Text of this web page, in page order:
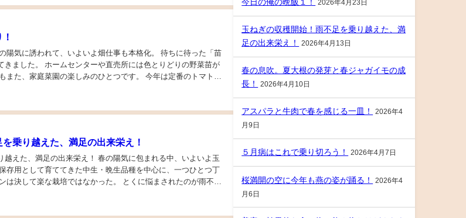
きました。 ホームセンターや直売所には色とりどりの野菜苗が
また、家庭菜園の楽しみのひとつです。 今年は定番のトマトや
乗り越えた、満足の出来栄え！
栄え！ 春の陽気に包まれる中、いよいよ玉
存用として育ててきた中生・晩生品種を中心に、一つひとつ丁
今日の俺の晩飯１！ 2026年4月23日
玉ねぎの収穫開始！雨不足を乗り越えた、満
足の出来栄え！
2026年4月13日
春の息吹。夏大根の発芽と春ジャガイモの成
長！
2026年4月10日
アスパラと牛肉で春を感じる一皿！
2026年4
月9日
５月病はこれで乗り切ろう！ 2026年4月7日
桜満開の空に今年も燕の姿が踊る！
2026年4
月6日